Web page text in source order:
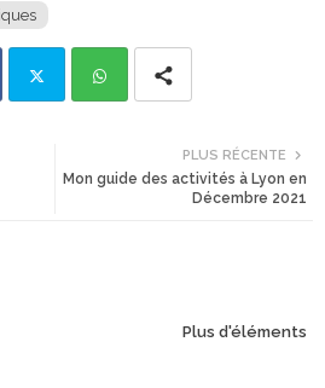
ats
PLUS RÉCENTE
Mon guide des activités à Lyon en
Décembre 2021
Plus d'éléments